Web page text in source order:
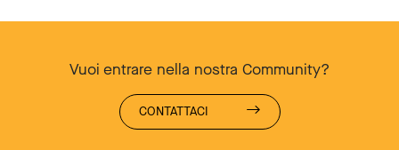
Vuoi entrare nella nostra Community?
CONTATTACI